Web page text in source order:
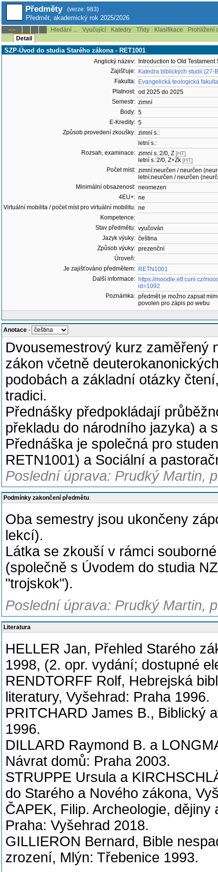
Předměty (verze: 983)
Předmět, akademický rok 2025/2026
--:-- Hledání ... Vyučující Katedry Třídy Klasifikace
Prohlížení
Detail
SZP-Úvod do studia Starého zákona - RET1001
Anglický název:
Introduction to Old Testament
Zajišťuje: Katedra biblických studií (27-
Fakulta: Evangelická teologická fakulta
Platnost: od 2025 do 2025
Semestr: zimní
Body: 5
E-Kredity: 5
Způsob provedení zkoušky: zimní s.:
letní s.:
Rozsah, examinace: zimní s.:2/0, Z [HT]
letní s.:2/0, Z+Zk [HT]
Počet míst: zimní:neurčen / neurčen
letní:neurčen / neurčen
Minimální obsazenost: neomezen
4EU+: ne
Virtuální mobilita / počet míst pro virtuální mobilitu: ne
Kompetence:
Stav předmětu: vyučován
Jazyk výuky: čeština
Způsob výuky: prezenční
Úroveň:
Je zajišťováno předmětem: RETN1001
Další informace: https://moodle.etf.cuni.cz/
id=1092
Poznámka: předmět je možno zapsat
povolen pro zápis po webu
Anotace -
Dvousemestrový kurz zaměřený
zákon včetně
podobách a základní otázky
tradici.
Přednášky předpokládají
překladu do národního jazyka) a
Přednáška je společná pro
RETN1001) a Sociální a
Poslední úprava: Prudký Martin,
Podmínky zakončení předmětu
Oba semestry jsou ukončeny
lekcí).
Látka se zkouší v rámci
(společně s Úvodem do studia
"trojskok").
Poslední úprava: Prudký Martin,
Literatura
HELLER Jan, Přehled Starého
1998, (2. opr. vydání; dostupné
RENDTORFF Rolf, Hebrejská
literatury, Vyšehrad: Praha 1996.
PRITCHARD James B., Biblický
1996.
DILLARD Raymond B. a
Návrat domů: Praha 2003.
STRUPPE Ursula a
do Starého a Nového zákona,
ČAPEK, Filip. Archeologie,
Praha: Vyšehrad 2018.
GILLIERON Bernard, Bible
zrození, Mlýn: Třebenice 1993.